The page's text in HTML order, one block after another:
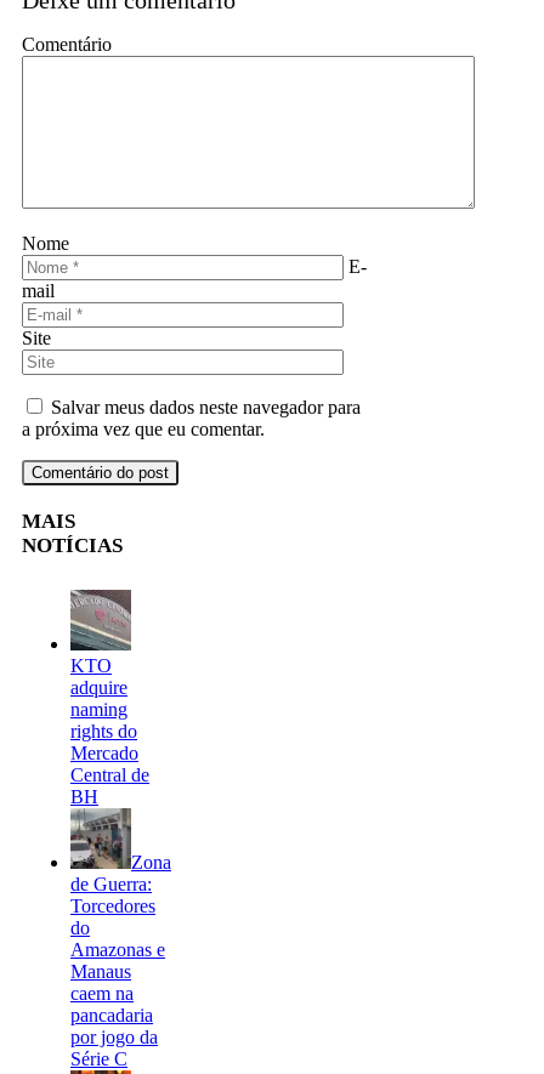
Comentário
Nome
E-
mail
Site
Salvar meus dados neste navegador para
a próxima vez que eu comentar.
MAIS
NOTÍCIAS
KTO
adquire
naming
rights do
Mercado
Central de
BH
Zona
de Guerra:
Torcedores
do
Amazonas e
Manaus
caem na
pancadaria
por jogo da
Série C